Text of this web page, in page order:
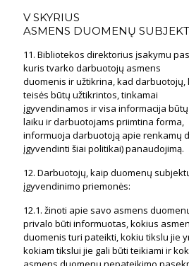
V SKYRIUS
ASMENS DUOMENŲ
11. Bibliotekos direktorius įsakymu
kuris tvarko darbuotojų asmens
duomenis ir užtikrina, kad
teisės būtų užtikrintos, tinkamai
įgyvendinamos ir visa informacija
laiku ir darbuotojams priimtina forma,
informuoja darbuotoją apie renkamų
įgyvendinti šiai politikai) panaudojimą.
12. Darbuotojų, kaip duomenų
įgyvendinimo priemonės:
12.1. žinoti apie savo asmens
privalo būti informuotas, kokius
duomenis turi pateikti, kokiu tikslu jie
kokiam tikslui jie gali būti teikiami ir